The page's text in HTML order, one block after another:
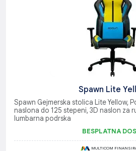
Spawn Lite
Spawn Gejmerska stolica Lite Yellow,
naslona do 125 stepeni, 3D naslon za
lumbarna podrska
BESPLATNA
MULTICOM